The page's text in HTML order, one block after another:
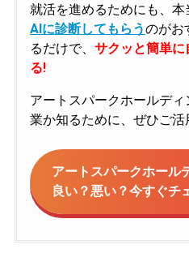
就活を進めるためにも、
AIに診断してもらうのがお
るだけで、 サクッと簡単
る!
アートスパークホールデ
業か知るために、ぜひご活
アートスパークホール
良い？悪い？今すぐチ